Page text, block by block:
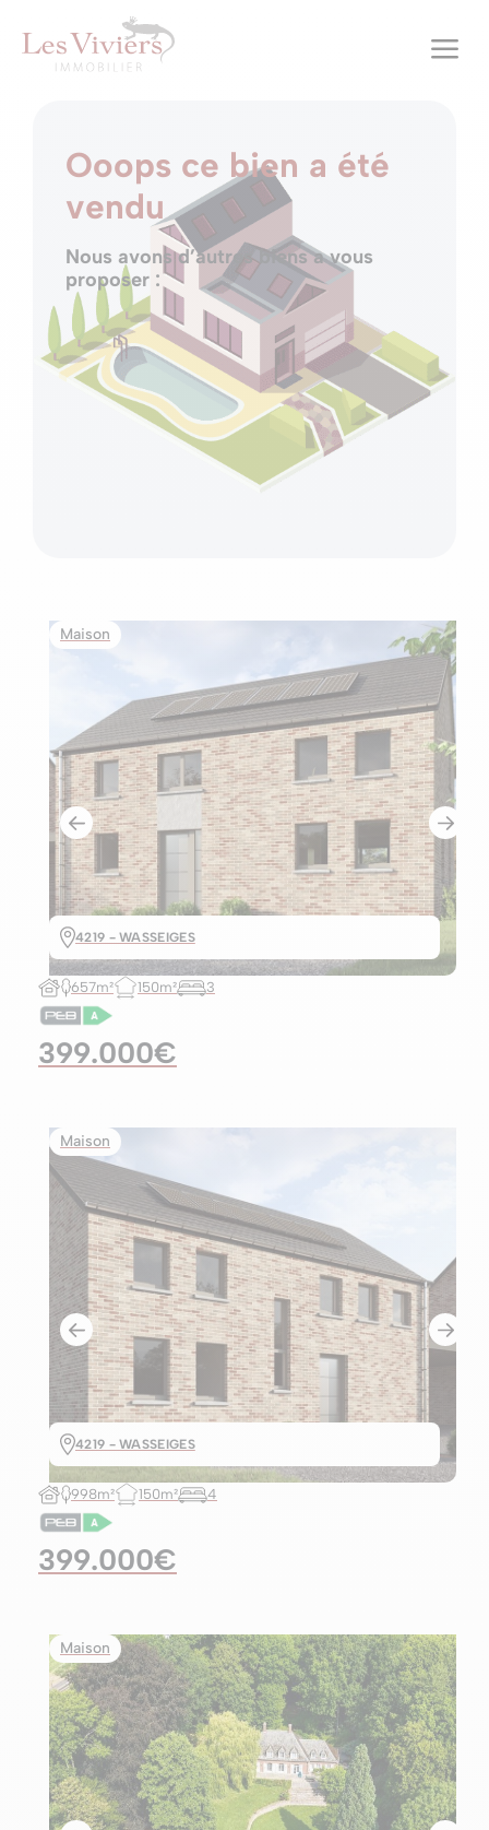
a
Ooops ce bien a été
vendu
Nous avons d’autres biens a vous
proposer :
Maison
4219 - WASSEIGES
657m² 150m² 3
399.000€
Maison
4219 - WASSEIGES
998m² 150m² 4
399.000€
Maison